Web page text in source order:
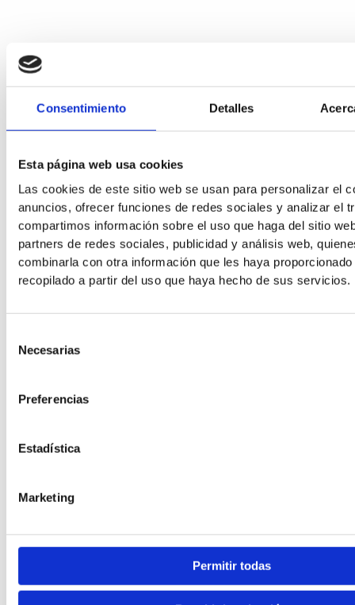
Consentimiento Detalles
Esta página web usa cookies
Las cookies de este sitio web se usan para personalizar el
anuncios, ofrecer funciones de redes sociales y analizar el
compartimos información sobre el uso que haga del sitio
partners de redes sociales, publicidad y análisis web,
combinarla con otra información que les haya
recopilado a partir del uso que haya hecho de sus servicios.
Necesarias
Preferencias
Estadística
Marketing
Permitir todas